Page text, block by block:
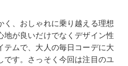
く、おしゃれに乗り越える理想
地が良いだけでなくデザイン性
テムで、大人の毎日コーデに大
です。さっそく今回は注目のユ